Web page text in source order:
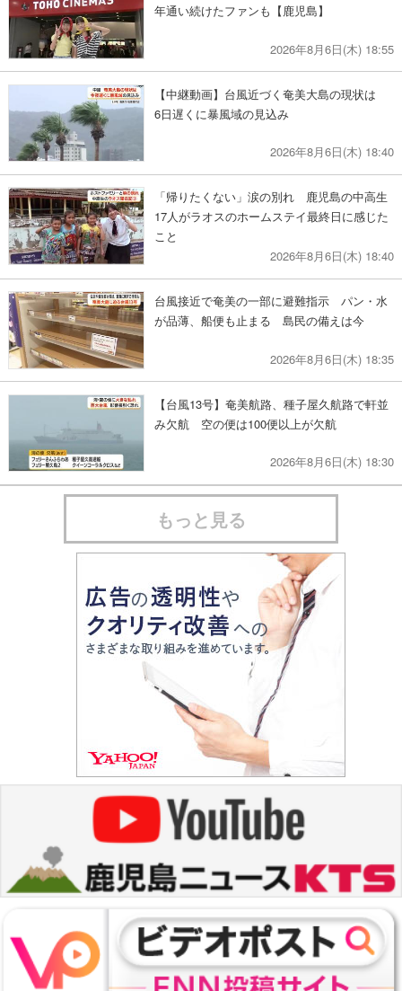
年通い続けたファンも【鹿児島】
2026年8月6日(木) 18:55
【中継動画】台風近づく奄美大島の現状は
6日遅くに暴風域の見込み
2026年8月6日(木) 18:40
「帰りたくない」涙の別れ 鹿児島の中高生
17人がラオスのホームステイ最終日に感じた
こと
2026年8月6日(木) 18:40
台風接近で奄美の一部に避難指示 パン・水
が品薄、船便も止まる 島民の備えは今
2026年8月6日(木) 18:35
【台風13号】奄美航路、種子屋久航路で軒並
み欠航 空の便は100便以上が欠航
2026年8月6日(木) 18:30
もっと見る